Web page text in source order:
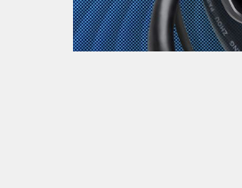
MTC - Moto Tour Croatia
Zanimljivost